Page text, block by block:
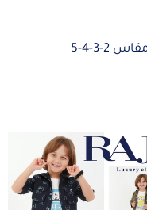
3-4-5